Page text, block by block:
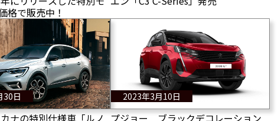
格で販売中！
30日
ナの特別仕様車「ルノ
2023年3月10日
プジョー ブラックデコレーション